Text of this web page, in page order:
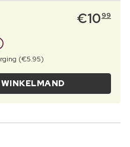
€1099
(€5.95)